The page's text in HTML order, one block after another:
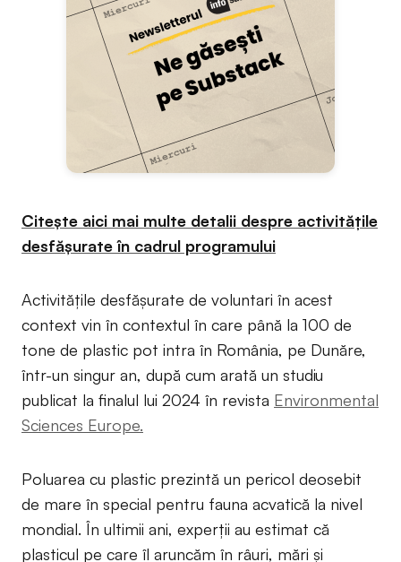
Citește aici mai multe detalii despre activitățile
desfășurate în cadrul programului
Activitățile desfășurate de voluntari în acest
context vin în contextul în care până la 100 de
tone de plastic pot intra în România, pe Dunăre,
într-un singur an, după cum arată un studiu
publicat la finalul lui 2024 în revista Environmental
Sciences Europe.
Poluarea cu plastic prezintă un pericol deosebit
de mare în special pentru fauna acvatică la nivel
mondial. În ultimii ani, experții au estimat că
plasticul pe care îl aruncăm în râuri, mări și